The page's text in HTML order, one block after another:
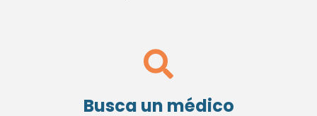
Busca un médico